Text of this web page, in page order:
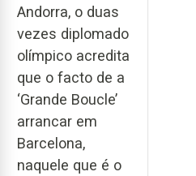
Andorra, o duas
vezes diplomado
olímpico acredita
que o facto de a
‘Grande Boucle’
arrancar em
Barcelona,
naquele que é o